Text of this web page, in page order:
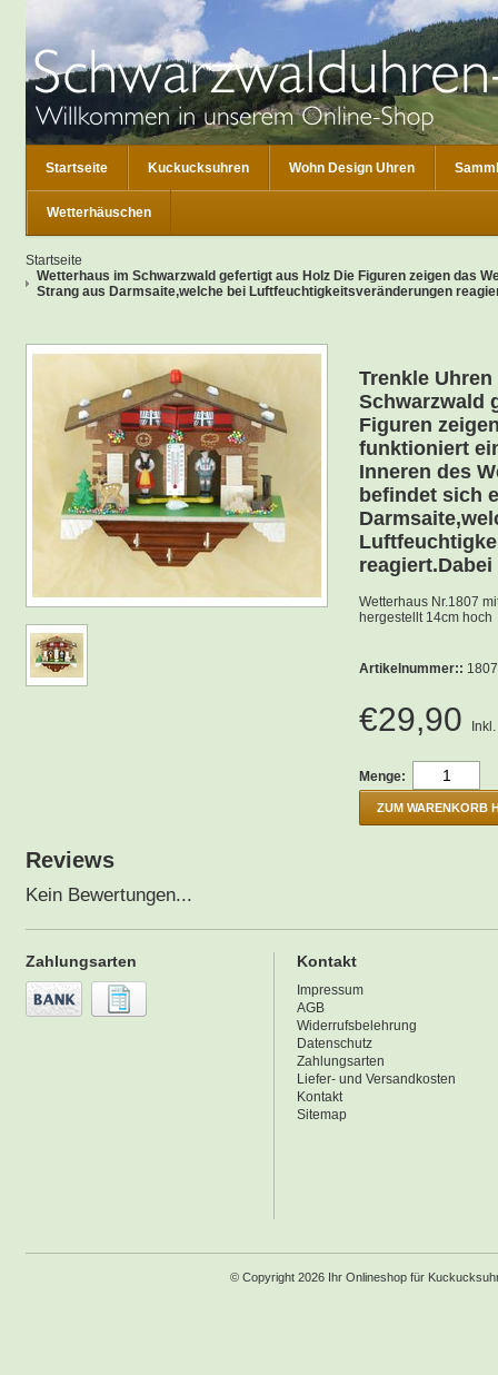
Startseite Kuckucksuhren Wohn Design Uhren
Wetterhäuschen
Startseite
Wetterhaus im Schwarzwald gefertigt aus Holz Die Figuren zeigen das
Strang aus Darmsaite,welche bei Luftfeuchtigkeitsveränderungen
Trenkle
Schwarzwald
Figuren
funktioniert
Inneren des
befindet sich
Wetterhaus Nr.1807
hergestellt 14cm hoch
Artikelnummer:: 1807
€29,90
Menge:
ZUM WARENKORB
Reviews
Kein Bewertungen...
Zahlungsarten Kontakt
Impressum
AGB
Widerrufsbelehrung
Datenschutz
Zahlungsarten
Liefer- und Versandkosten
Kontakt
Sitemap
© Copyright 2026 Ihr Onlineshop für